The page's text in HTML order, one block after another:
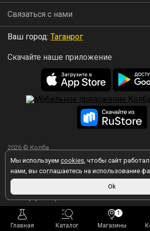
Главная Каталог Магазины
1
Мы используем cookies, чтобы сайт
нами, вы соглашаетесь на использование
Ok
Связаться с нами
Ваш город: Таганрог
Скачайте наше приложение
2026 © Колба
Вы принимаете условия политики в отношении
персональных данных
любой форме обратной связи на сайте kolba.ru.